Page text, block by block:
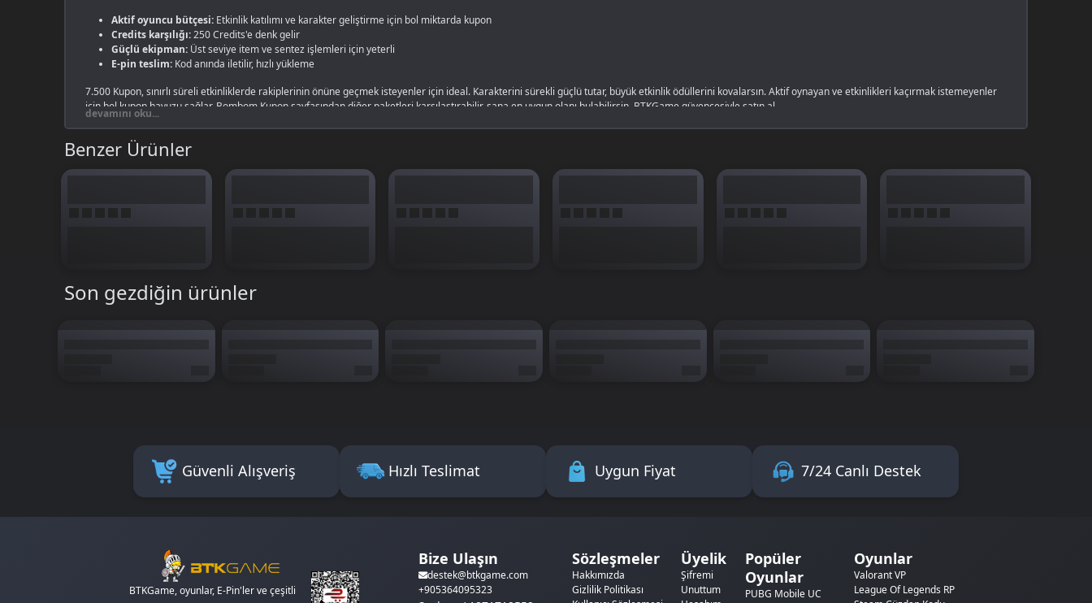
Aktif oyuncu bütçesi: Etkinlik katılımı ve karakter geliştirme için bol miktarda kupon
Credits karşılığı:250 Credits'e denk gelir
Güçlü ekipman: Üst seviye item ve sentez işlemleri için yeterli
E-pin teslim: Kod anında iletilir, hızlı yükleme
7.500 Kupon, sınırlı süreli etkinliklerde rakiplerinin önüne geçmek isteyenler için ideal. Karakterini sürekli güçlü tutar, büyük etkinlik ödüllerini kovalarsın. Aktif oynayan ve etkinlikleri kaçırmak istemeyenler
için bol kupon havuzu sağlar. Bombom Kuponsayfasından diğer paketleri karşılaştırabilir, sana en uygun olanı bulabilirsin. BTKGame güvencesiyle satın al.
devamını oku...
Benzer Ürünler
Son gezdiğin ürünler
Güvenli Alışveriş Hızlı Teslimat Uygun Fiyat 7/24 Canlı Destek
BTKGame, oyunlar, E-Pin'ler ve çeşitli
Bize Ulaşın
destek@btkgame.com
+905364095323
Sözleşmeler
Hakkımızda
Gizlilik Politikası
Üyelik
Şifremi
Unuttum
Popüler
Oyunlar
PUBG Mobile UC
Oyunlar
Valorant VP
League Of Legends RP